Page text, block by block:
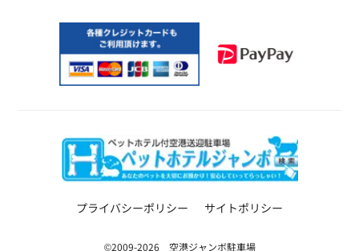
プライバシーポリシー サイトポリシー
©2009-2026 空港ジャンボ駐車場